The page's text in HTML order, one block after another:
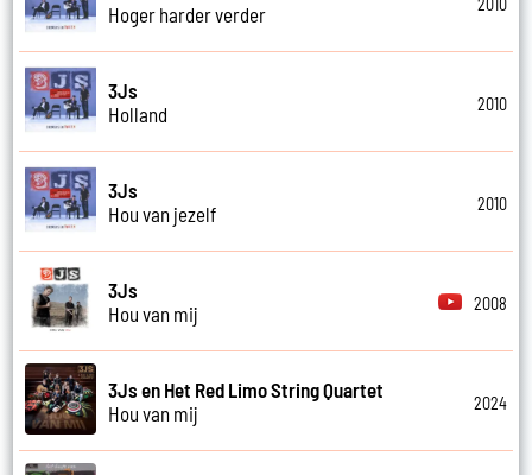
Hoger harder verder
3Js
Holland
2010
3Js
Hou van jezelf
2010
3Js
Hou van mij
2008
3Js en Het Red Limo String Quartet
Hou van mij
2024